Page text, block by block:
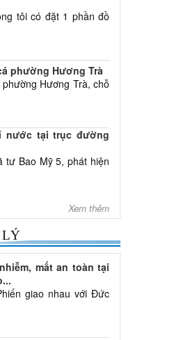
tôi có đặt 1 phần đồ
phường Hương Trà
Hương Trà, chỗ
nước tại trục đường
tư Bao Mỹ 5, phát hiện
Xem thêm
LÝ
mất an toàn tại
giao nhau với Đức